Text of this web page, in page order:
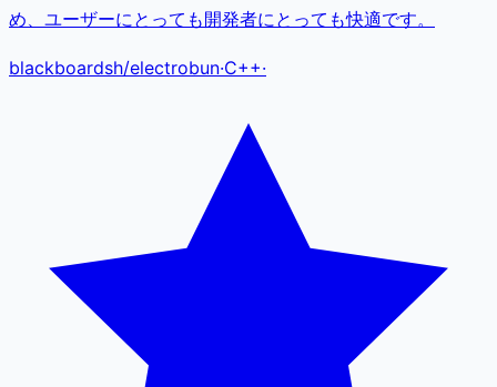
め、ユーザーにとっても開発者にとっても快適です。
blackboardsh/electrobun·C++·